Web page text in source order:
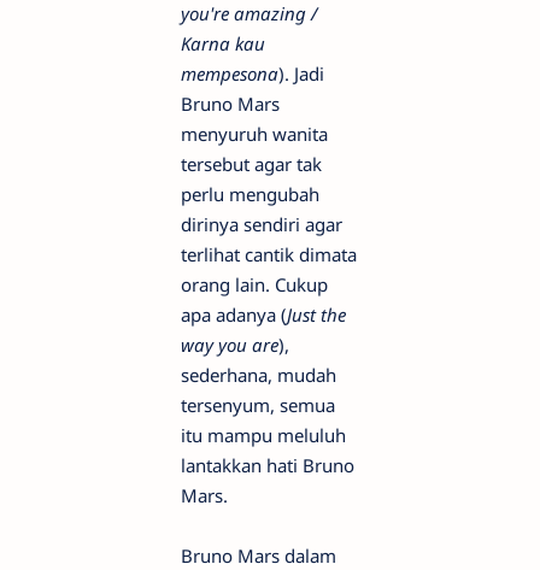
you're amazing /
Karna kau
mempesona). Jadi
Bruno Mars
menyuruh wanita
tersebut agar tak
perlu mengubah
dirinya sendiri agar
terlihat cantik dimata
orang lain. Cukup
apa adanya (Just the
way you are),
sederhana, mudah
tersenyum, semua
itu mampu meluluh
lantakkan hati Bruno
Mars.
Bruno Mars dalam